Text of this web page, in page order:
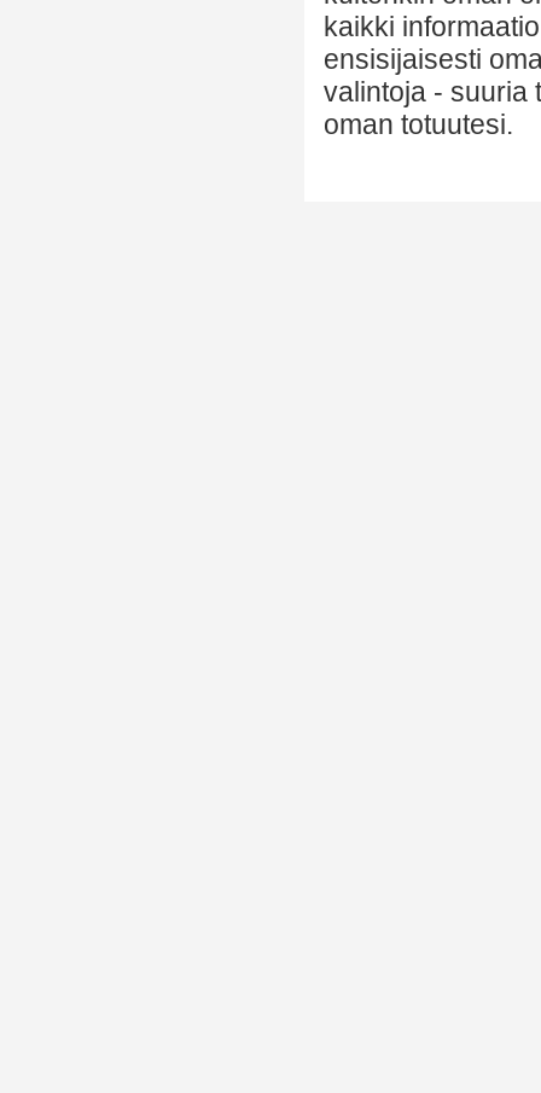
kaikki
ensisijaisesti
valintoja - suuria
oman totuutesi.